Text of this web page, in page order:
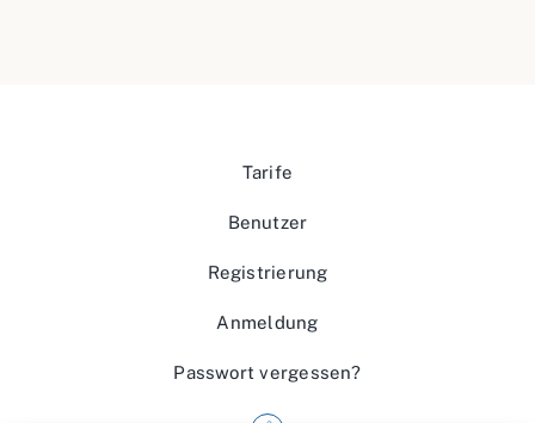
Tarife
Benutzer
Registrierung
Anmeldung
Passwort vergessen?